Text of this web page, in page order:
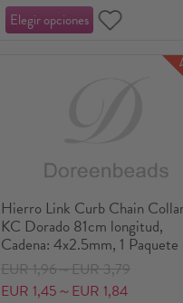
Hierro Link Curb Chain
KC Dorado 81cm longitud,
Cadena: 4x2.5mm, 1 Paquete
Unidades/Paquete)
EUR 1,96～EUR 3,79
EUR 1,45～EUR 1,84